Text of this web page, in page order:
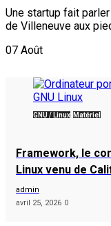
Une startup fait
de Villeneuve aux
07 Août
GNU / Linux Matériel
Framework, le
Linux venu de
admin
avril 25, 2026 0